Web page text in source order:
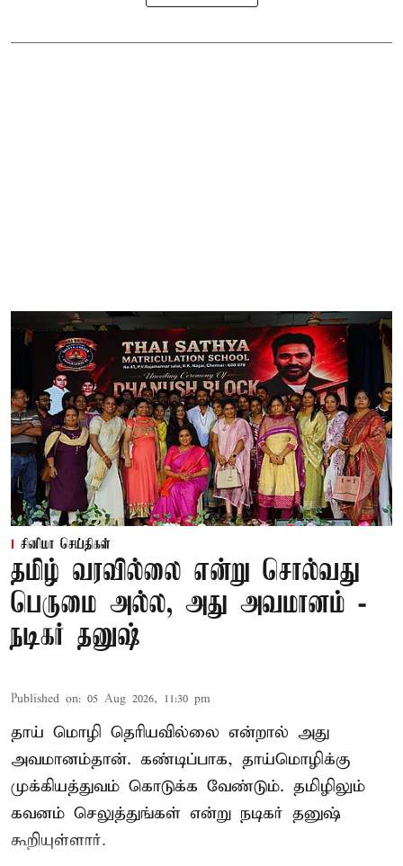
சினிமா செய்திகள்
தமிழ் வரவில்லை என்று சொல்வது
பெருமை அல்ல, அது அவமானம் -
நடிகர் தனுஷ்
Published on: 05 Aug 2026, 11:30 pm
தாய் மொழி தெரியவில்லை என்றால் அது
அவமானம்தான். கண்டிப்பாக, தாய்மொழிக்கு
முக்கியத்துவம் கொடுக்க வேண்டும். தமிழிலும்
கவனம் செலுத்துங்கள் என்று நடிகர் தனுஷ்
கூறியுள்ளார்.